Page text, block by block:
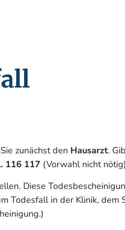
zunächst den Hausarzt.
116 117 (Vorwahl nicht
Diese
Todesfall in der Klinik,